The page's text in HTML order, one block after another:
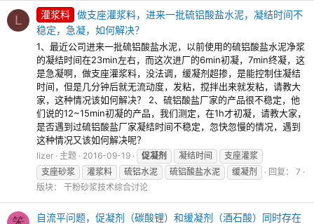
L 灌浆料 做支座灌浆料，进来一批硫铝酸盐水泥，凝结时间不
稳定，急凝，如何解决？
1、最近公司进来一批硫铝酸盐水泥，以前使用的硫铝酸盐水泥净浆
的凝结时间在23min左右，而这次进厂的6min初凝，7min终凝，这
是急凝啊，做支座灌浆料，没法调，缓凝剂超掺，是能控制住凝结
时间，但是几分钟后就无流动度，发粘，搅拌出来就发粘，请教大
家，这种情况该如何解决？ 2、硫铝酸盐厂家的产品很不稳定，他
们说的12~15min初凝的产品，我们测定，在1h才初凝，请教大家，
是否遇到过硫铝酸盐厂家凝结时间不稳定，忽快忽慢的情况，遇到
这种情况又该如何解决呢？
lizer 主题 2016-09-19 促凝剂 凝结时间
支座灌浆
支座砂浆
灌浆料 硫铝水泥 硫铝酸盐水泥 缓凝剂
回复： 7
版块： 干粉砂浆技术综合讨论
自流平问题，促凝剂（碳酸锂）和缓凝剂（酒石酸）同时存在